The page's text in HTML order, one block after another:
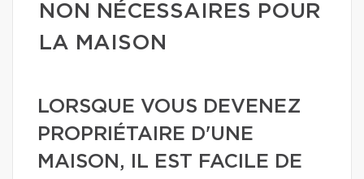
NON NÉCESSAIRES POUR
LA MAISON
LORSQUE VOUS DEVENEZ
PROPRIÉTAIRE D'UNE
MAISON, IL EST FACILE DE